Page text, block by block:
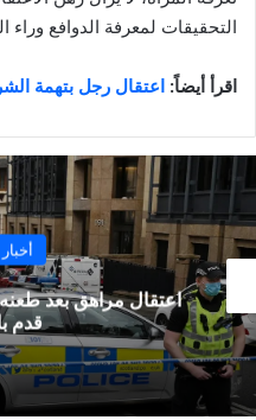
التحقيقات لمعرفة الدوافع
اقرأ أيضاً: اعتقال رجل بتهمة
اعتقال مراهق بعد
قدم